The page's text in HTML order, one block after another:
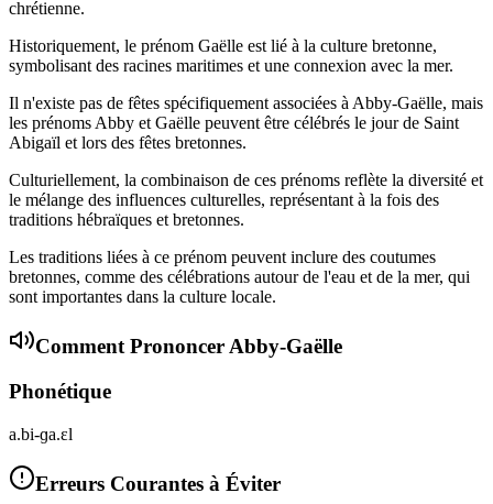
chrétienne.
Historiquement, le prénom Gaëlle est lié à la culture bretonne,
symbolisant des racines maritimes et une connexion avec la mer.
Il n'existe pas de fêtes spécifiquement associées à Abby-Gaëlle, mais
les prénoms Abby et Gaëlle peuvent être célébrés le jour de Saint
Abigaïl et lors des fêtes bretonnes.
Culturiellement, la combinaison de ces prénoms reflète la diversité et
le mélange des influences culturelles, représentant à la fois des
traditions hébraïques et bretonnes.
Les traditions liées à ce prénom peuvent inclure des coutumes
bretonnes, comme des célébrations autour de l'eau et de la mer, qui
sont importantes dans la culture locale.
Comment PrononcerAbby-Gaëlle
Phonétique
a.bi-ɡa.ɛl
Erreurs Courantes à Éviter